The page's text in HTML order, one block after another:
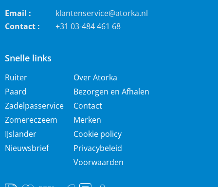
Snelle links
Ruiter
Paard
Zadelpasservice
Zomereczeem
IJslander
Nieuwsbrief
Over Atorka
Bezorgen en Afhalen
Contact
Merken
Cookie policy
Privacybeleid
Voorwaarden
Email :
klantenservice@atorka.nl
Contact :
+31 03-484 461 68